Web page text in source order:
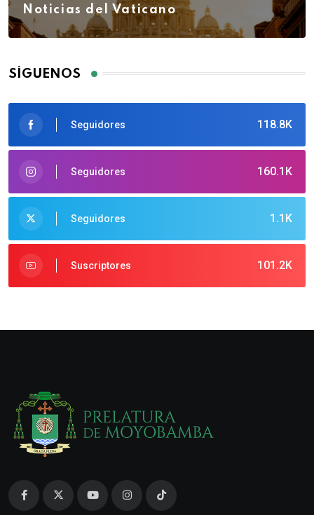
Noticias del Vaticano
SÍGUENOS
118.8K
Seguidores
160.1K
Seguidores
1.1K
Seguidores
101.2K
Suscriptores